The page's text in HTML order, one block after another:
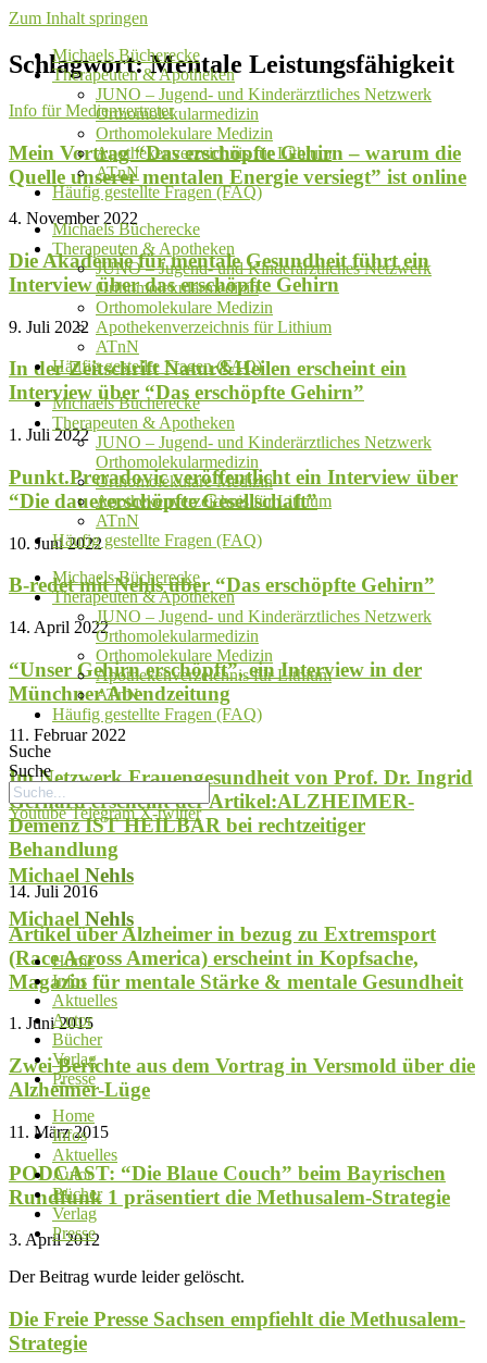
Zum Inhalt springen
Michaels Bücherecke
Therapeuten & Apotheken
JUNO – Jugend- und Kinderärztliches Netzwerk
Orthomolekularmedizin
Orthomolekulare Medizin
Apothekenverzeichnis für Lithium
ATnN
Häufig gestellte Fragen (FAQ)
Michaels Bücherecke
Therapeuten & Apotheken
JUNO – Jugend- und Kinderärztliches Netzwerk
Orthomolekularmedizin
Orthomolekulare Medizin
Apothekenverzeichnis für Lithium
ATnN
Häufig gestellte Fragen (FAQ)
Michaels Bücherecke
Therapeuten & Apotheken
JUNO – Jugend- und Kinderärztliches Netzwerk
Orthomolekularmedizin
Orthomolekulare Medizin
Apothekenverzeichnis für Lithium
ATnN
Häufig gestellte Fragen (FAQ)
Michaels Bücherecke
Therapeuten & Apotheken
JUNO – Jugend- und Kinderärztliches Netzwerk
Orthomolekularmedizin
Orthomolekulare Medizin
Apothekenverzeichnis für Lithium
ATnN
Häufig gestellte Fragen (FAQ)
Suche
Suche
Youtube Telegram X-twitter
Michael Nehls
Michael Nehls
Home
Infos
Aktuelles
Autor
Bücher
Verlag
Presse
Home
Infos
Aktuelles
Autor
Bücher
Verlag
Presse
Schlagwort: Mentale Leistungsfähigkeit
Info für Medienvertreter
Mein Vortrag “Das erschöpfte Gehirn – warum die
Quelle unserer mentalen Energie versiegt” ist online
4. November 2022
Die Akademie für mentale Gesundheit führt ein
Interview über das erschöpfte Gehirn
9. Juli 2022
In der Zeitschrift Natur&Heilen erscheint ein
Interview über “Das erschöpfte Gehirn”
1. Juli 2022
Punkt.Preradovic veröffentlicht ein Interview über
“Die dauererschöpfte Gesellschaft”
10. Juni 2022
B-redet mit Nehls über “Das erschöpfte Gehirn”
14. April 2022
“Unser Gehirn erschöpft”, ein Interview in der
Münchner Abendzeitung
11. Februar 2022
Im Netzwerk Frauengesundheit von Prof. Dr. Ingrid
Gerhard erscheint der Artikel:ALZHEIMER-
Demenz IST HEILBAR bei rechtzeitiger
Behandlung
14. Juli 2016
Artikel über Alzheimer in bezug zu Extremsport
(Race Across America) erscheint in Kopfsache,
Magazin für mentale Stärke & mentale Gesundheit
1. Juni 2015
Zwei Berichte aus dem Vortrag in Versmold über die
Alzheimer-Lüge
11. März 2015
PODCAST: “Die Blaue Couch” beim Bayrischen
Rundfunk 1 präsentiert die Methusalem-Strategie
3. April 2012
Der Beitrag wurde leider gelöscht.
Die Freie Presse Sachsen empfiehlt die Methusalem-
Strategie